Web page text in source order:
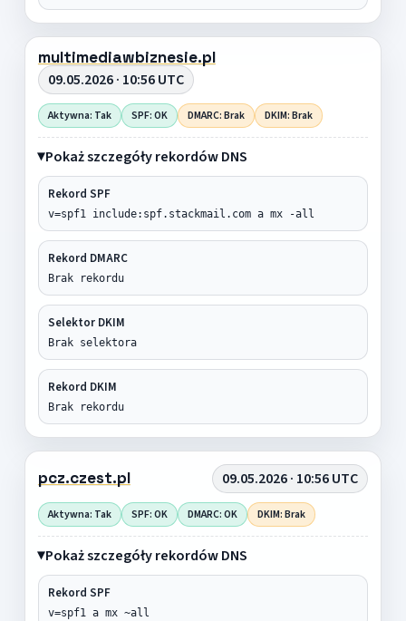
multimediawbiznesie.pl
09.05.2026 · 10:56 UTC
Aktywna: Tak SPF: OK DMARC: Brak DKIM: Brak
Pokaż szczegóły rekordów DNS
Rekord SPF
v=spf1 include:spf.stackmail.com a mx -all
Rekord DMARC
Brak rekordu
Selektor DKIM
Brak selektora
Rekord DKIM
Brak rekordu
pcz.czest.pl 09.05.2026 · 10:56 UTC
Aktywna: Tak SPF: OK DMARC: OK DKIM: Brak
Pokaż szczegóły rekordów DNS
Rekord SPF
v=spf1 a mx ~all